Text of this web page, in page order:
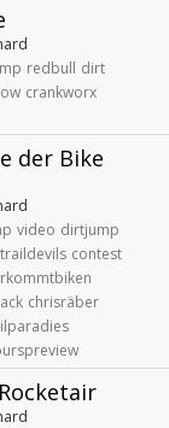
redbull dirt
crankworx
der Bike
video dirtjump
traildevils contest
chrisräber